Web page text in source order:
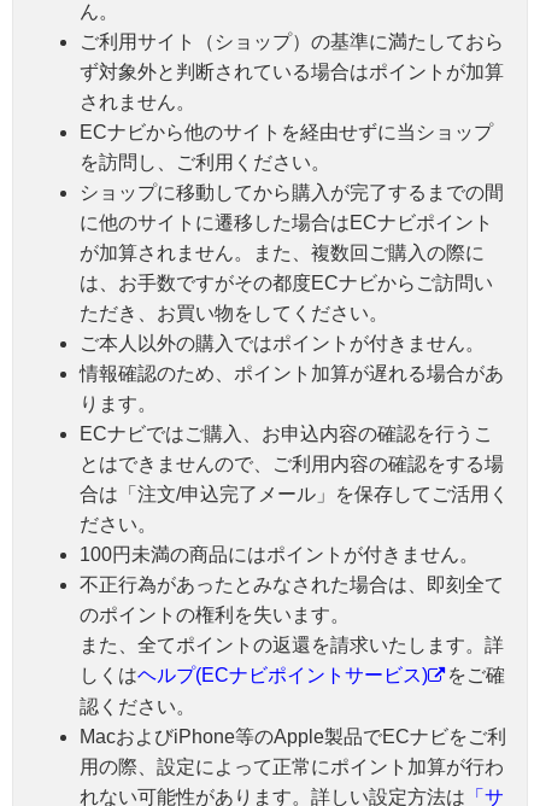
ん。
ご利用サイト（ショップ）の基準に満たしておら
ず対象外と判断されている場合はポイントが加算
されません。
ECナビから他のサイトを経由せずに当ショップ
を訪問し、ご利用ください。
ショップに移動してから購入が完了するまでの間
に他のサイトに遷移した場合はECナビポイント
が加算されません。また、複数回ご購入の際に
は、お手数ですがその都度ECナビからご訪問い
ただき、お買い物をしてください。
ご本人以外の購入ではポイントが付きません。
情報確認のため、ポイント加算が遅れる場合があ
ります。
ECナビではご購入、お申込内容の確認を行うこ
とはできませんので、ご利用内容の確認をする場
合は「注文/申込完了メール」を保存してご活用く
ださい。
100円未満の商品にはポイントが付きません。
不正行為があったとみなされた場合は、即刻全て
のポイントの権利を失います。
また、全てポイントの返還を請求いたします。詳
しくはヘルプ(ECナビポイントサービス)
をご確
認ください。
MacおよびiPhone等のApple製品でECナビをご利
用の際、設定によって正常にポイント加算が行わ
れない可能性があります。詳しい設定方法は 「サ